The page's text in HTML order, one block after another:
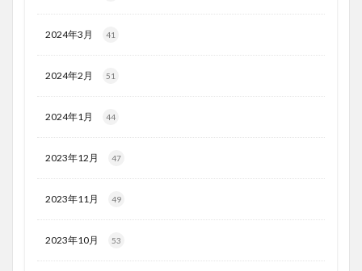
2024年3月 41
2024年2月 51
2024年1月 44
2023年12月 47
2023年11月 49
2023年10月 53